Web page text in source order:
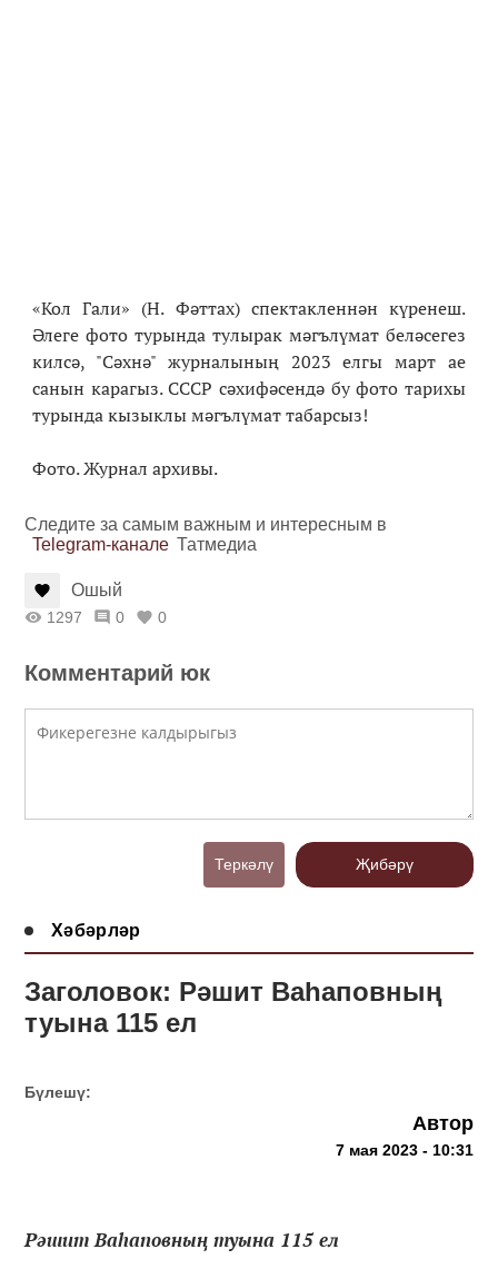
«Кол Гали» (Н. Фәттах) спектакленнән күренеш.
Әлеге фото турында тулырак мәгълүмат беләсегез
килсә, "Сәхнә" журналының 2023 елгы март ае
санын карагыз. СССР сәхифәсендә бу фото тарихы
турында кызыклы мәгълүмат табарсыз!
Фото. Журнал архивы.
Следите за самым важным и интересным в
Telegram-канале Татмедиа
Ошый
1297 0 0
Комментарий юк
Теркәлү Җибәрү
Хәбәрләр
Заголовок: Рәшит Ваһаповның
туына 115 ел
Бүлешү:
Автор
7 мая 2023 - 10:31
Рәшит Ваһаповның туына 115 ел